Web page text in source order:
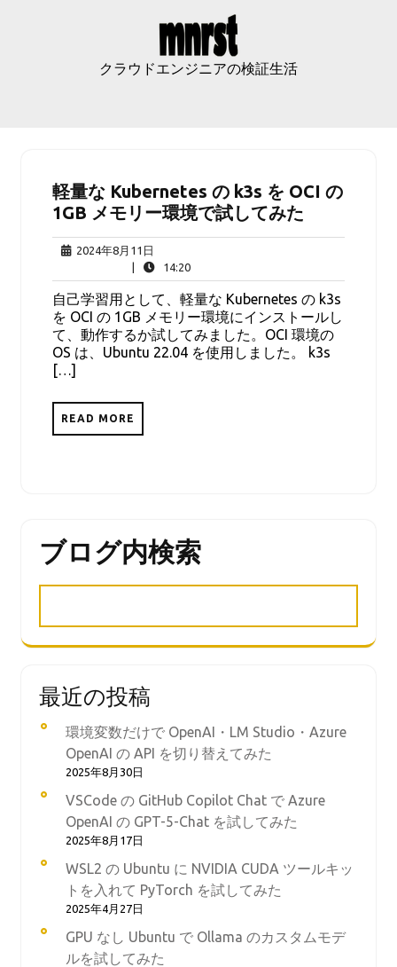
クラウドエンジニアの検証生活
軽量な Kubernetes の k3s を OCI の
1GB メモリー環境で試してみた
2024年8月11日
年
8
月
11
日
14:2014:20
自己学習用として、軽量な Kubernetes の k3s
を OCI の 1GB メモリー環境にインストールし
て、動作するか試してみました。OCI 環境の
OS は、Ubuntu 22.04 を使用しました。 k3s
[…]
READ MORE
ブログ内検索
最近の投稿
環境変数だけで OpenAI・LM Studio・Azure
OpenAI の API を切り替えてみた
2025年8月30日
VSCode の GitHub Copilot Chat で Azure
OpenAI の GPT-5-Chat を試してみた
2025年8月17日
WSL2 の Ubuntu に NVIDIA CUDA ツールキッ
トを入れて PyTorch を試してみた
2025年4月27日
GPU なし Ubuntu で Ollama のカスタムモデ
ルを試してみた